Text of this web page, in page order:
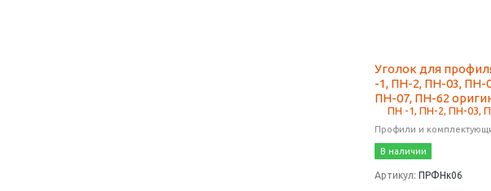
Уголок для
-1, ПН-2, ПН-03, ПН-
ПН-07, ПН-62
Профили и
В наличии
Артикул: ПРФНк06